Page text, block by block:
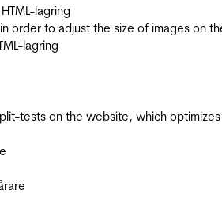
lagring
order to adjust the size of images on
lagring
tests on the website, which